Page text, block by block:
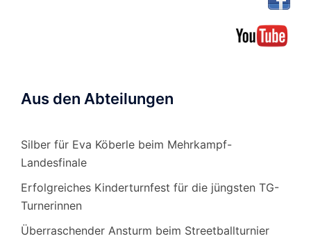
Aus den Abteilungen
Silber für Eva Köberle beim Mehrkampf-
Landesfinale
Erfolgreiches Kinderturnfest für die jüngsten TG-
Turnerinnen
Überraschender Ansturm beim Streetballturnier